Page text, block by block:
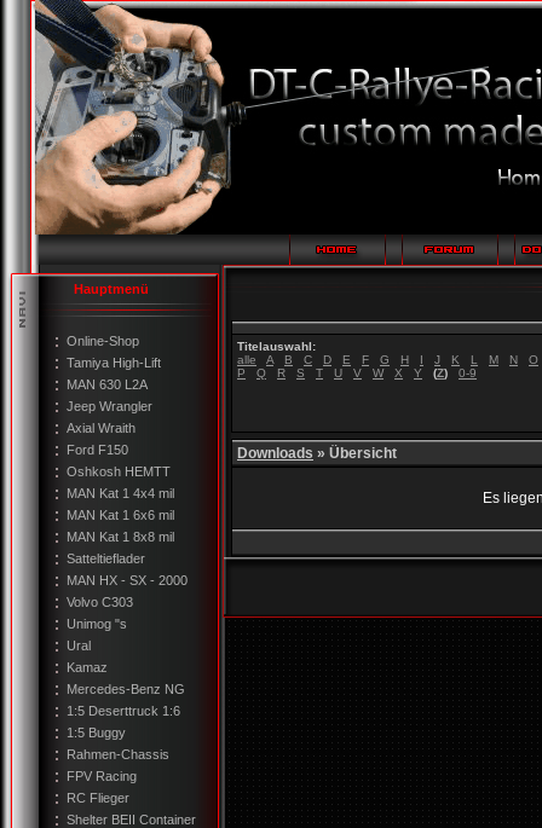
Hauptmenü
Online-Shop
Tamiya High-Lift
MAN 630 L2A
Jeep Wrangler
Axial Wraith
Ford F150
Oshkosh HEMTT
MAN Kat 1 4x4 mil
MAN Kat 1 6x6 mil
MAN Kat 1 8x8 mil
Satteltieflader
MAN HX - SX - 2000
Volvo C303
Unimog "s
Ural
Kamaz
Mercedes-Benz NG
1:5 Deserttruck 1:6
1:5 Buggy
Rahmen-Chassis
FPV Racing
RC Flieger
Shelter BEII Container
Titelauswahl:
alle
A B C D E F G H I J K L M N
O
P
Q R S T U V W X Y (Z) 0-9
Downloads » Übersicht
Es